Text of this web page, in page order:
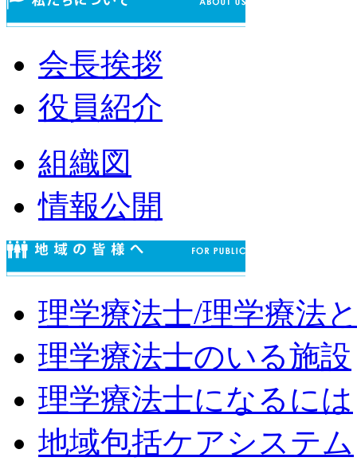
会長挨拶
役員紹介
組織図
情報公開
理学療法士/理学療法
理学療法士のいる施設
理学療法士になるには
地域包括ケアシステム